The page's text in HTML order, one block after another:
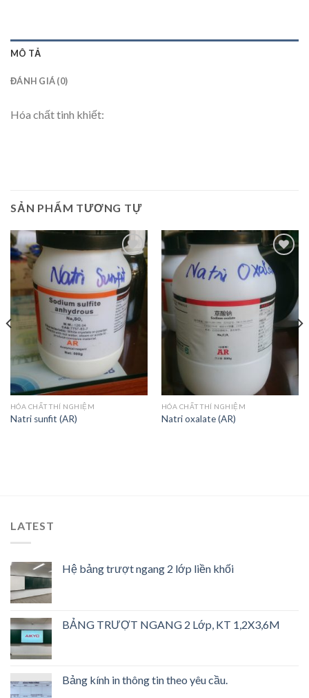
MÔ TẢ
ĐÁNH GIÁ (0)
Hóa chất tinh khiết:
SẢN PHẨM TƯƠNG TỰ
Add to
Wishlist
HÓA CHẤT THÍ NGHIỆM
Natri sunfit (AR)
Add to
Wishlist
HÓA CHẤT THÍ NGHIỆM
Natri oxalate (AR)
LATEST
Hệ bảng trượt ngang 2 lớp liền khối
BẢNG TRƯỢT NGANG 2 Lớp, KT 1,2X3,6M
Bảng kính in thông tin theo yêu cầu.